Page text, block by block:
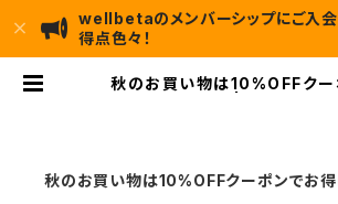
wellbetaのメンバーシップにご入会
得点色々！
秋のお買い物は10%OFFクー
秋のお買い物は10%OFFクーポンでお得